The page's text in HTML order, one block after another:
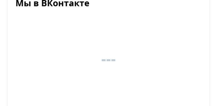
Мы в ВКонтакте